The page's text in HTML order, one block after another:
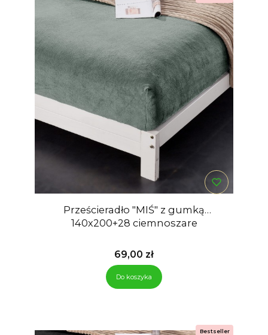
Prześcieradło "MIŚ" z gumką
140x200+28 ciemnoszare
Cena
69,00 zł
Do koszyka
Bestseller